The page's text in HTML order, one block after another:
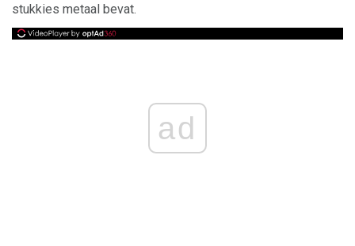
stukkies metaal bevat.
ad